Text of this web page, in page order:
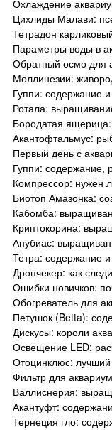
Охлаждение
Цихлиды Малави:
Тетрадон
Параметры воды в
Обратный осмо для
Моллинезии:
Гуппи: содержание
Ротала:
Бородатая
Акантофтальмус:
Первый день с
Гуппи: содержание,
Компрессор: нужен
Биотоп Амазонка:
Кабомба:
Криптокорина:
Анубиас:
Тетра: содержание и
Дропчекер: как
Ошибки новичков:
Обогреватель для
Петушок (Betta):
Дискусы: короли
Освещение LED:
Отоцинклюс:
Фильтр для
Валлиснерия:
Акантуфт:
Тернеция гло: